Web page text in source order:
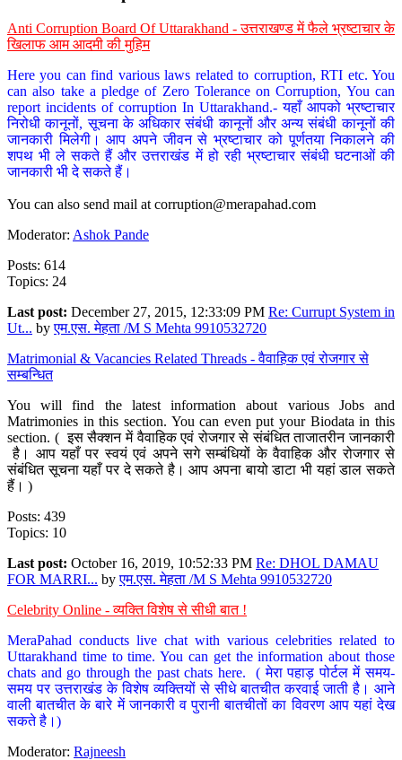
Anti Corruption Board Of Uttarakhand - उत्तराखण्ड में फैले भ्रष्टाचार के
खिलाफ आम आदमी की मुहिम
Here you can find various laws related to corruption, RTI etc. You
can also take a pledge of Zero Tolerance on Corruption, You can
report incidents of corruption In Uttarakhand.- यहाँ आपको भ्रष्टाचार
निरोधी कानूनों, सूचना के अधिकार संबंधी कानूनों और अन्य संबंधी कानूनों की
जानकारी मिलेगी। आप अपने जीवन से भ्रष्टाचार को पूर्णतया निकालने की
शपथ भी ले सकते हैं और उत्तराखंड में हो रही भ्रष्टाचार संबंधी घटनाओं की
जानकारी भी दे सकते हैं।
You can also send mail at corruption@merapahad.com
Moderator: Ashok Pande
Posts: 614
Topics: 24
Last post: December 27, 2015, 12:33:09 PM Re: Currupt System in
Ut... byएम.एस. मेहता /M S Mehta 9910532720
Matrimonial & Vacancies Related Threads - वैवाहिक एवं रोजगार से
सम्बन्धित
You will find the latest information about various Jobs and
Matrimonies in this section. You can even put your Biodata in this
section. ( इस सैक्शन में वैवाहिक एवं रोजगार से संबंधित ताजातरीन जानकारी
है। आप यहाँ पर स्वयं एवं अपने सगे सम्बंधियों के वैवाहिक और रोजगार से
संबंधित सूचना यहाँ पर दे सकते है। आप अपना बायो डाटा भी यहां डाल सकते
हैं। )
Posts: 439
Topics: 10
Last post: October 16, 2019, 10:52:33 PM Re: DHOL DAMAU
FOR MARRI... byएम.एस. मेहता /M S Mehta 9910532720
Celebrity Online - व्यक्ति विशेष से सीधी बात !
MeraPahad conducts live chat with various celebrities related to
Uttarakhand time to time. You can get the information about those
chats and go through the past chats here. ( मेरा पहाड़ पोर्टल में समय-
समय पर उत्तराखंड के विशेष व्यक्तियों से सीधे बातचीत करवाई जाती है। आने
वाली बातचीत के बारे में जानकारी व पुरानी बातचीतों का विवरण आप यहां देख
सकते है।)
Moderator: Rajneesh